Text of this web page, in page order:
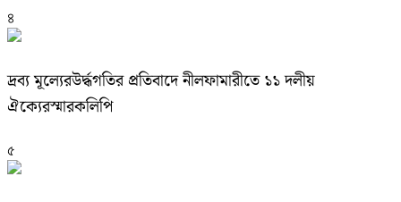
৪
দ্রব্য মূল্যেরউর্দ্ধগতির প্রতিবাদে নীলফামারীতে ১১ দলীয়
ঐক্যেরস্মারকলিপি
৫